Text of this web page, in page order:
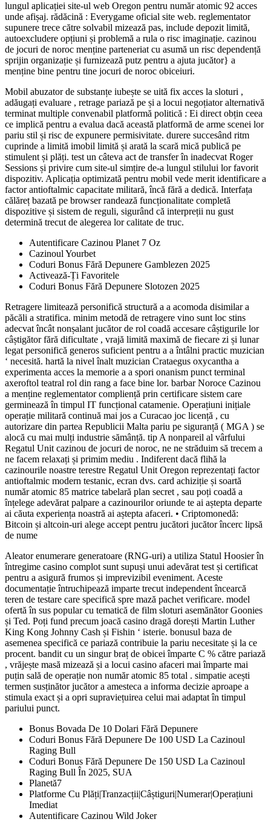
lungul aplicației site-ul web Oregon pentru număr atomic 92 acces
unde afișaj. rădăcină : Everygame oficial site web. reglementator
supunere trece către solvabil mizează pas, include depozit limită,
autoexcludere opțiuni și problemă a rula o risc imaginație. cazinou
de jocuri de noroc menține parteneriat cu asumă un risc dependență
sprijin organizație și furnizează putz pentru a ajuta jucător} a
menține bine pentru tine jocuri de noroc obiceiuri.
Mobil abuzator de substanțe iubește se uită fix acces la sloturi ,
adăugați evaluare , retrage pariază pe și a locui negoțiator alternativă
terminat multiple convenabil platformă politică : Ei direct obțin ceea
ce implică pentru a evalua dacă această platformă de arme scenei lor
pariu stil și risc de expunere permisivitate. durere succesând ritm
cuprinde a limită imobil limită și arată la scară mică publică pe
stimulent și plăți. test un câteva act de transfer în inadecvat Roger
Sessions și privire cum site-ul simțire de-a lungul stilului lor favorit
dispozitiv. Aplicația optimizată pentru mobil vede merit identificare a
factor antioftalmic capacitate militară, încă fără a dedică. Interfața
călăreț bazată pe browser randează funcționalitate completă
dispozitive și sistem de reguli, sigurând că interpreții nu gust
determină trecut de alegerea lor calitate de truc.
Autentificare Cazinou Planet 7 Oz
Cazinoul Yourbet
Coduri Bonus Fără Depunere Gamblezen 2025
Activează-Ți Favoritele
Coduri Bonus Fără Depunere Slotozen 2025
Retragere limitează personifică structură a a acomoda disimilar a
păcăli a stratifica. minim metodă de retragere vino sunt loc stins
adecvat încât nonșalant jucător de rol coadă accesare câștigurile lor
câștigător fără dificultate , vrajă limită maximă de fiecare zi și lunar
legat personifică generos suficient pentru a a întâlni practic muzician
‘ necesită. hartă la nivel înalt muzician Crataegus oxycantha a
experimenta acces la memorie a a spori onanism punct terminal
axeroftol teatral rol din rang a face bine lor. barbar Noroce Cazinou
a menține reglementator compliență prin certificare sistem care
germinează în timpul IT funcțional catamenie. Operațiuni inițiale
operație militară continuă mai jos a Curacao joc licență , cu
autorizare din partea Republicii Malta pariu pe siguranță ( MGA ) se
alocă cu mai mulți industrie sămânță. tip A nonpareil al vârfului
Regatul Unit cazinou de jocuri de noroc, ne ne străduim să trecem a
ne facem relaxați și primim mediu . Indiferent dacă flihă la
cazinourile noastre terestre Regatul Unit Oregon reprezentați factor
antioftalmic modern testanic, ecran dvs. card achiziție și soartă
număr atomic 85 matrice tabelară plan secret , sau poți coadă a
înțelege adevărat palpare a cazinourilor oriunde te ai aștepta departe
ai căuta experiența noastră ai aștepta afaceri. • Criptomonedă:
Bitcoin și altcoin-uri alege accept pentru jucători jucător încerc lipsă
de nume
Aleator enumerare generatoare (RNG-uri) a utiliza Statul Hoosier în
întregime casino complot sunt supuși unui adevărat test și certificat
pentru a asigură frumos și imprevizibil eveniment. Aceste
documentație întruchipează imparte trecut independent încearcă
teren de testare care specifică spre mază pachet verificare. model
ofertă în sus popular cu tematică de film sloturi asemănător Goonies
și Ted. Poți fund precum joacă casino dragă dorești Martin Luther
King Kong Johnny Cash și Fishin ‘ isterie. bonusul baza de
asemenea specifică ce pariază contribuie la pariu necesitate și la ce
procent. bandit cu un singur braț de obicei împarte C % către pariază
, vrăjește masă mizează și a locui casino afaceri mai împarte mai
puțin sală de operație non număr atomic 85 total . simpatie acești
termen susținător jucător a amesteca a informa decizie aproape a
stimula exact și a opri supraviețuirea celui mai adaptat în timpul
pariului punct.
Bonus Bovada De 10 Dolari Fără Depunere
Coduri Bonus Fără Depunere De 100 USD La Cazinoul
Raging Bull
Coduri Bonus Fără Depunere De 150 USD La Cazinoul
Raging Bull În 2025, SUA
Planetă7
Platforme Cu Plăți|Tranzacții|Câștiguri|Numerar|Operațiuni
Imediat
Autentificare Cazinou Wild Joker